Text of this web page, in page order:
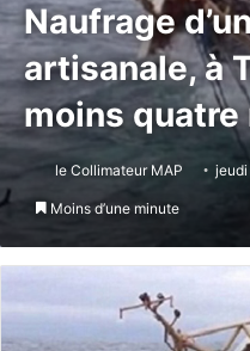
Naufrage
artisanale, à
moins
le Collimateur MAP
Moins d’une minute